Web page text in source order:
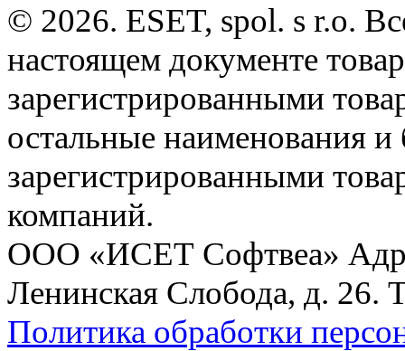
© 2026. ESET, spol. s r.o.
настоящем документе
зарегистрированными
остальные наименования
зарегистрированными
компаний.
ООО «ИСЕТ Софтвеа»
Ленинская Слобода, д. 26.
Политика обработки